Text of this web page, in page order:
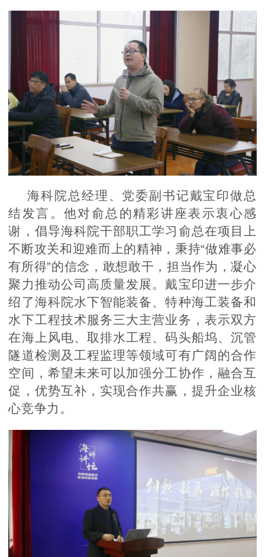
海科院总经理、党委副书记戴宝印做总
结发言。他对俞总的精彩讲座表示衷心感
谢，倡导海科院干部职工学习俞总在项目上
不断攻关和迎难而上的精神，秉持“做难事必
有所得”的信念，敢想敢干，担当作为，凝心
聚力推动公司高质量发展。戴宝印进一步介
绍了海科院水下智能装备、特种海工装备和
水下工程技术服务三大主营业务，表示双方
在海上风电、取排水工程、码头船坞、沉管
隧道检测及工程监理等领域可有广阔的合作
空间，希望未来可以加强分工协作，融合互
促，优势互补，实现合作共赢，提升企业核
心竞争力。